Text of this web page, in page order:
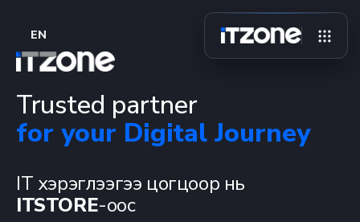
EN
Trusted partner
for your Digital Journey
IT хэрэглээгээ цогцоор нь
ITSTORE-оос